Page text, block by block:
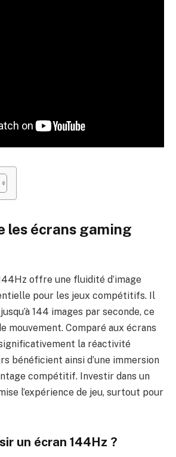
les écrans gaming
offre une fluidité d’image
pour les jeux compétitifs. Il
144 images par seconde, ce
mouvement. Comparé aux écrans
la réactivité
bénéficient ainsi d’une immersion
compétitif. Investir dans un
l’expérience de jeu, surtout pour
un écran 144Hz ?